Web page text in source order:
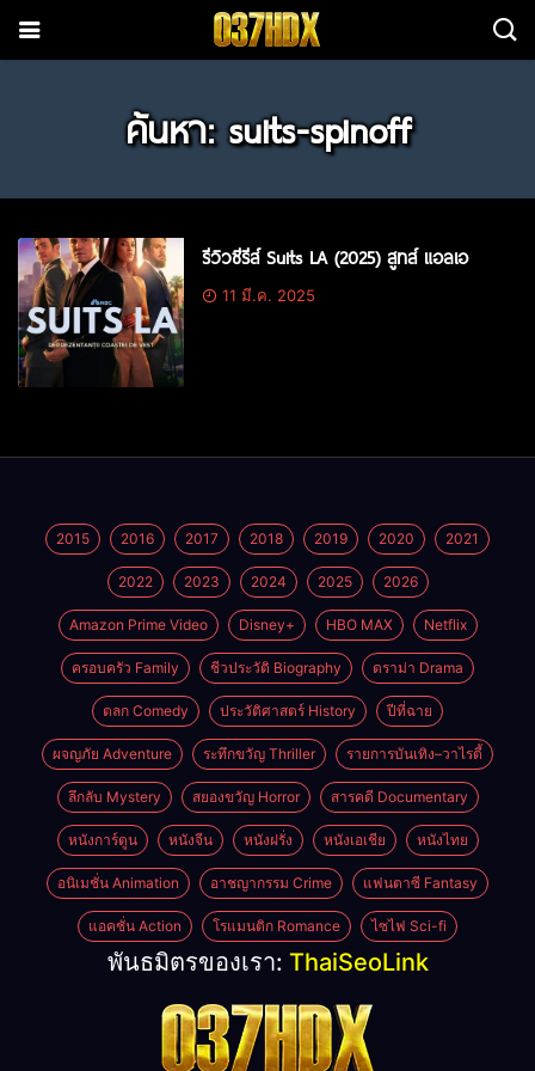
ค้นหา: suits-spinoff
รีวิวซีรีส์ Suits LA (2025) สูทส์ แอลเอ
11 มี.ค. 2025
2015 2016 2017 2018 2019 2020 2021
2022 2023 2024 2025 2026
Amazon Prime Video Disney+ HBO MAX Netflix
ครอบครัว Family ชีวประวัติ Biography ดราม่า Drama
ตลก Comedy ประวัติศาสตร์ History ปีที่ฉาย
ผจญภัย Adventure ระทึกขวัญ Thriller รายการบันเทิง–วาไรตี้
ลึกลับ Mystery สยองขวัญ Horror สารคดี Documentary
หนังการ์ตูน หนังจีน หนังฝรั่ง หนังเอเชีย หนังไทย
อนิเมชั่น Animation อาชญากรรม Crime แฟนตาซี Fantasy
แอคชั่น Action โรแมนติก Romance ไซไฟ Sci-fi
พันธมิตรของเรา: ThaiSeoLink